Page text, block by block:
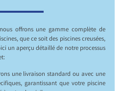
offrons une gamme complète de
que ce soit des piscines creusées,
un aperçu détaillé de notre processus
une livraison standard ou avec une
garantissant que votre piscine